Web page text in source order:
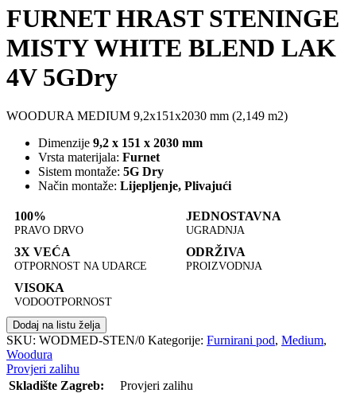
FURNET HRAST STENINGE
MISTY WHITE BLEND LAK
4V 5GDry
WOODURA MEDIUM 9,2x151x2030 mm (2,149 m2)
Dimenzije 9,2 x 151 x 2030 mm
Vrsta materijala: Furnet
Sistem montaže: 5G Dry
Način montaže: Lijepljenje, Plivajući
100%
PRAVO DRVO
JEDNOSTAVNA
UGRADNJA
3X VEĆA
OTPORNOST NA UDARCE
ODRŽIVA
PROIZVODNJA
VISOKA
VODOOTPORNOST
Dodaj na listu želja
SKU: WODMED-STEN/0 Kategorije: Furnirani pod, Medium,
Woodura
Provjeri zalihu
Skladište Zagreb:
Provjeri zalihu